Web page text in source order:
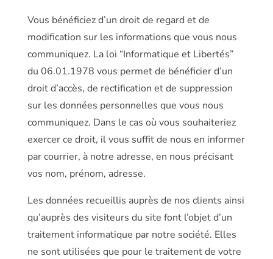
Vous bénéficiez d’un droit de regard et de
modification sur les informations que vous nous
communiquez. La loi “Informatique et Libertés”
du 06.01.1978 vous permet de bénéficier d’un
droit d’accès, de rectification et de suppression
sur les données personnelles que vous nous
communiquez. Dans le cas où vous souhaiteriez
exercer ce droit, il vous suffit de nous en informer
par courrier, à notre adresse, en nous précisant
vos nom, prénom, adresse.
Les données recueillis auprès de nos clients ainsi
qu’auprès des visiteurs du site font l’objet d’un
traitement informatique par notre société. Elles
ne sont utilisées que pour le traitement de votre